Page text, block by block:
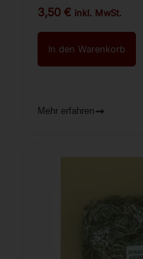
3,50€ inkl. MwSt.
In den Warenkorb
Mehr erfahren